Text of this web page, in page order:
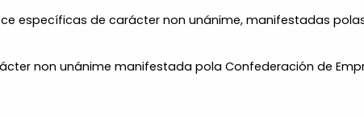
específicas de carácter non unánime, manifestadas
non unánime manifestada pola Confederación de